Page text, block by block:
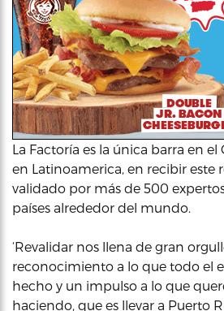
La Factoría es la única barra en el
en Latinoamerica, en recibir este
validado por más de 500
países alrededor del mundo.
‘Revalidar nos llena de gran
reconocimiento a lo que todo el
hecho y un impulso a lo que
haciendo, que es llevar a Puerto